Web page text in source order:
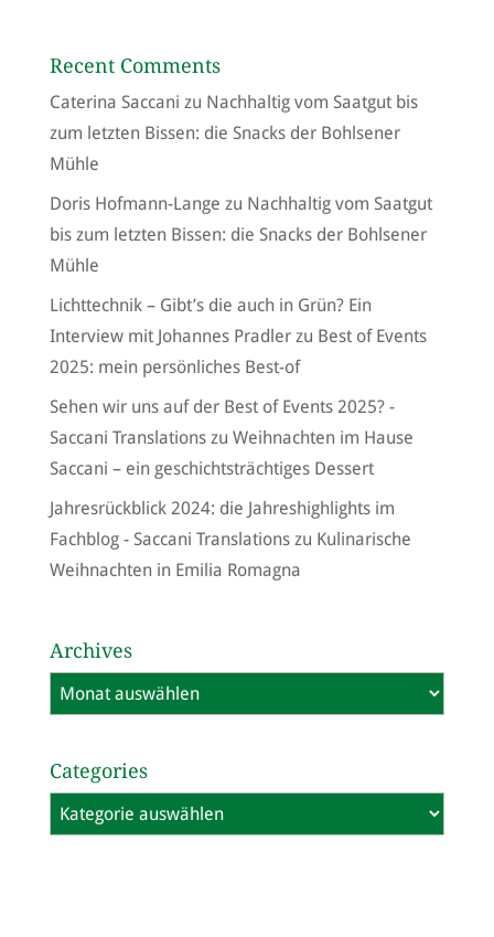
Recent Comments
Caterina Saccani zu Nachhaltig vom Saatgut bis
zum letzten Bissen: die Snacks der Bohlsener
Mühle
Doris Hofmann-Lange zu Nachhaltig vom Saatgut
bis zum letzten Bissen: die Snacks der Bohlsener
Mühle
Lichttechnik – Gibt’s die auch in Grün? Ein
Interview mit Johannes Pradlerzu Best of Events
2025: mein persönliches Best-of
Sehen wir uns auf der Best of Events 2025? -
Saccani Translationszu Weihnachten im Hause
Saccani – ein geschichtsträchtiges Dessert
Jahresrückblick 2024: die Jahreshighlights im
Fachblog - Saccani Translationszu Kulinarische
Weihnachten in Emilia Romagna
Archives
Archives
Categories
Categories